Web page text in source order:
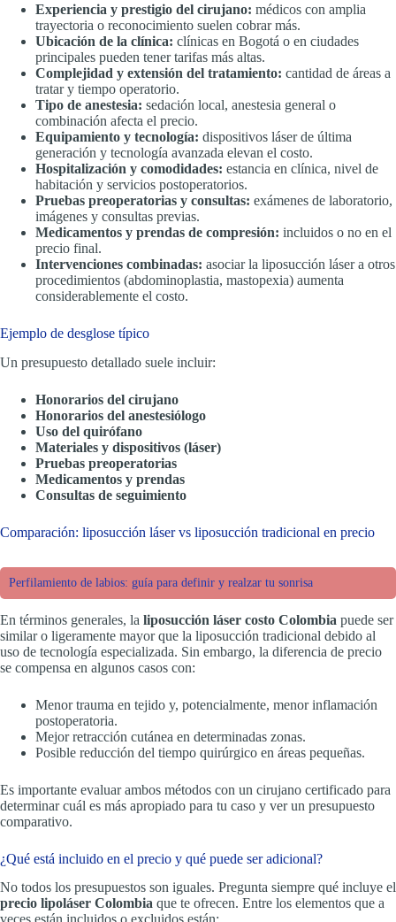
Experiencia y prestigio del cirujano: médicos con amplia
trayectoria o reconocimiento suelen cobrar más.
Ubicación de la clínica: clínicas en Bogotá o en ciudades
principales pueden tener tarifas más altas.
Complejidad y extensión del tratamiento: cantidad de áreas a
tratar y tiempo operatorio.
Tipo de anestesia: sedación local, anestesia general o
combinación afecta el precio.
Equipamiento y tecnología: dispositivos láser de última
generación y tecnología avanzada elevan el costo.
Hospitalización y comodidades: estancia en clínica, nivel de
habitación y servicios postoperatorios.
Pruebas preoperatorias y consultas: exámenes de laboratorio,
imágenes y consultas previas.
Medicamentos y prendas de compresión: incluidos o no en el
precio final.
Intervenciones combinadas: asociar la liposucción láser a otros
procedimientos (abdominoplastia, mastopexia) aumenta
considerablemente el costo.
Ejemplo de desglose típico
Un presupuesto detallado suele incluir:
Honorarios del cirujano
Honorarios del anestesiólogo
Uso del quirófano
Materiales y dispositivos (láser)
Pruebas preoperatorias
Medicamentos y prendas
Consultas de seguimiento
Comparación: liposucción láser vs liposucción tradicional en precio
Perfilamiento de labios: guía para definir y realzar tu sonrisa
En términos generales, la liposucción láser costo Colombia puede ser
similar o ligeramente mayor que la liposucción tradicional debido al
uso de tecnología especializada. Sin embargo, la diferencia de precio
se compensa en algunos casos con:
Menor trauma en tejido y, potencialmente, menor inflamación
postoperatoria.
Mejor retracción cutánea en determinadas zonas.
Posible reducción del tiempo quirúrgico en áreas pequeñas.
Es importante evaluar ambos métodos con un cirujano certificado para
determinar cuál es más apropiado para tu caso y ver un presupuesto
comparativo.
¿Qué está incluido en el precio y qué puede ser adicional?
No todos los presupuestos son iguales. Pregunta siempre qué incluye el
precio lipoláser Colombia que te ofrecen. Entre los elementos que a